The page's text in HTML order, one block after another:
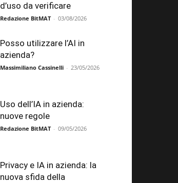
d’uso da verificare
Redazione BitMAT - 03/08/2026
Posso utilizzare l’AI in
azienda?
Massimiliano Cassinelli - 23/05/2026
Uso dell’IA in azienda:
nuove regole
Redazione BitMAT - 09/05/2026
Privacy e IA in azienda: la
nuova sfida della